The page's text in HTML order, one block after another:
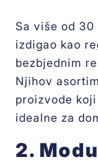
Sa više od
izdigao kao
bezbjednim
Njihov
proizvode
idealne za
2.